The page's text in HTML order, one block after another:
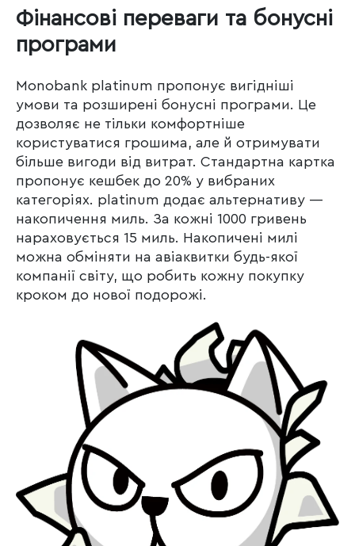
Фінансові переваги та бонусні
програми
Monobank platinum пропонує вигідніші
умови та розширені бонусні програми. Це
дозволяє не тільки комфортніше
користуватися грошима, але й отримувати
більше вигоди від витрат. Стандартна картка
пропонує кешбек до 20% у вибраних
категоріях. platinum додає альтернативу —
накопичення миль. За кожні 1000 гривень
нараховується 15 миль. Накопичені милі
можна обміняти на авіаквитки будь-якої
компанії світу, що робить кожну покупку
кроком до нової подорожі.